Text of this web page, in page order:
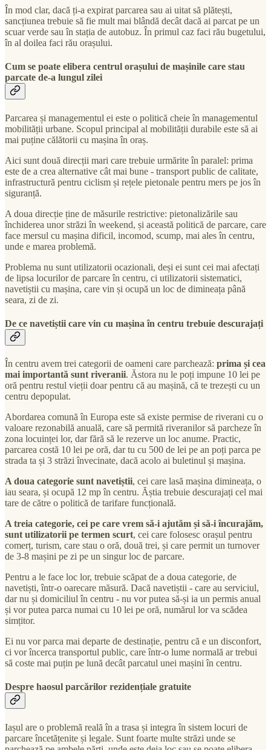
În mod clar, dacă ți-a expirat parcarea sau ai uitat să plătești,
sancțiunea trebuie să fie mult mai blândă decât dacă ai parcat pe un
scuar verde sau în stația de autobuz. În primul caz faci rău bugetului,
în al doilea faci rău orașului.
Cum se poate elibera centrul orașului de mașinile care stau
parcate de-a lungul zilei
Parcarea și managementul ei este o politică cheie în managementul
mobilității urbane. Scopul principal al mobilității durabile este să ai
mai puține călătorii cu mașina în oraș.
Aici sunt două direcții mari care trebuie urmărite în paralel: prima
este de a crea alternative cât mai bune - transport public de calitate,
infrastructură pentru ciclism și rețele pietonale pentru mers pe jos în
siguranță.
A doua direcție ține de măsurile restrictive: pietonalizările sau
închiderea unor străzi în weekend, și această politică de parcare, care
face mersul cu mașina dificil, incomod, scump, mai ales în centru,
unde e marea problemă.
Problema nu sunt utilizatorii ocazionali, deși ei sunt cei mai afectați
de lipsa locurilor de parcare în centru, ci utilizatorii sistematici,
navetiștii cu mașina, care vin și ocupă un loc de dimineața până
seara, zi de zi.
De ce navetiștii care vin cu mașina în centru trebuie descurajați
În centru avem trei categorii de oameni care parchează: prima și cea
mai importantă sunt riveranii. Ăstora nu le poți impune 10 lei pe
oră pentru restul vieții doar pentru că au mașină, că te trezești cu un
centru depopulat.
Abordarea comună în Europa este să existe permise de riverani cu o
valoare rezonabilă anuală, care să permită riveranilor să parcheze în
zona locuinței lor, dar fără să le rezerve un loc anume. Practic,
parcarea costă 10 lei pe oră, dar tu cu 500 de lei pe an poți parca pe
strada ta și 3 străzi învecinate, dacă acolo ai buletinul și mașina.
A doua categorie sunt navetiștii, cei care lasă mașina dimineața, o
iau seara, și ocupă 12 mp în centru. Ăștia trebuie descurajați cel mai
tare de către o politică de tarifare funcțională.
A treia categorie, cei pe care vrem să-i ajutăm și să-i încurajăm,
sunt utilizatorii pe termen scurt, cei care folosesc orașul pentru
comerț, turism, care stau o oră, două trei, și care permit un turnover
de 3-8 mașini pe zi pe un singur loc de parcare.
Pentru a le face loc lor, trebuie scăpat de a doua categorie, de
navetiști, într-o oarecare măsură. Dacă navetiștii - care au serviciul,
dar nu și domiciliul în centru - nu vor putea să-și ia un permis anual
și vor putea parca numai cu 10 lei pe oră, numărul lor va scădea
simțitor.
Ei nu vor parca mai departe de destinație, pentru că e un disconfort,
ci vor încerca transportul public, care într-o lume normală ar trebui
să coste mai puțin pe lună decât parcatul unei mașini în centru.
Despre haosul parcărilor rezidențiale gratuite
Iașul are o problemă reală în a trasa și integra în sistem locuri de
parcare încetățenite și legale. Sunt foarte multe străzi unde se